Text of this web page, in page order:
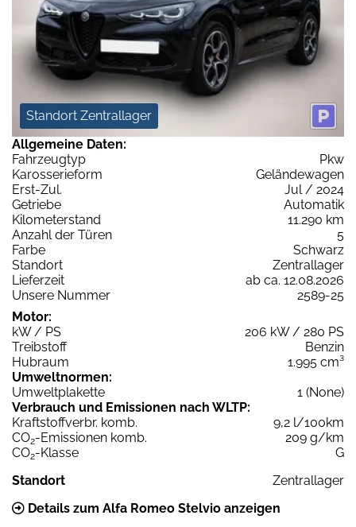
Standort Zentrallager
Allgemeine Daten:
Fahrzeugtyp
Pkw
Karosserieform
Geländewagen
Erst-Zul.
Jul / 2024
Getriebe
Automatik
Kilometerstand
11.290 km
Anzahl der Türen
5
Farbe
Schwarz
Standort
Zentrallager
Lieferzeit
ab ca. 12.08.2026
Unsere Nummer
2589-25
Motor:
kW / PS
206 kW / 280 PS
Treibstoff
Benzin
Hubraum
1.995 cm³
Umweltnormen:
Umweltplakette
1 (None)
Verbrauch und Emissionen nach WLTP:
Kraftstoffverbr. komb.
9,2 l/100km
CO2-Emissionen komb.
209 g/km
CO2-Klasse
G
Standort
Zentrallager
Details zum Alfa Romeo Stelvio anzeigen